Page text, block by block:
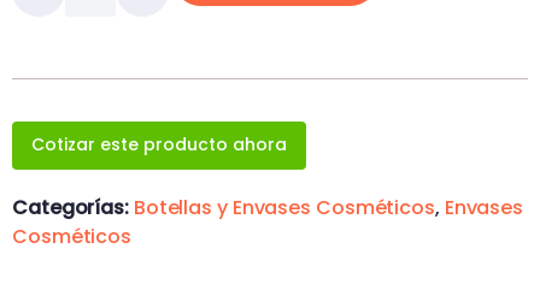
Cotizar este producto ahora
Categorías: Botellas y Envases Cosméticos, Envases
Cosméticos